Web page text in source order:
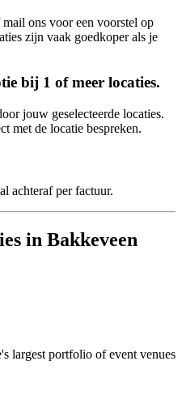
ons voor een voorstel op
zijn vaak goedkoper als je
bij 1 of meer locaties.
jouw geselecteerde locaties.
met de locatie bespreken.
achteraf per factuur.
in Bakkeveen
largest portfolio of event venues